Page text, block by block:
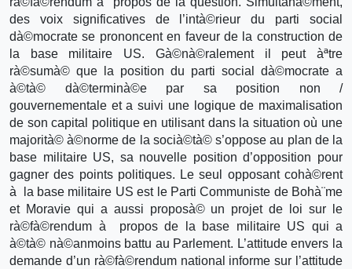
des voix significatives de l’intà©rieur du parti social
dà©mocrate se prononcent en faveur de la construction de
la base militaire US. Gà©nà©ralement il peut àªtre
rà©sumà© que la position du parti social dà©mocrate a
à©tà© dà©terminà©e par sa position non /
gouvernementale et a suivi une logique de maximalisation
de son capital politique en utilisant dans la situation où une
majorità© à©norme de la socià©tà© s’oppose au plan de la
base militaire US, sa nouvelle position d’opposition pour
gagner des points politiques. Le seul opposant cohà©rent
à la base militaire US est le Parti Communiste de Bohà¨me
et Moravie qui a aussi proposà© un projet de loi sur le
rà©fà©rendum à propos de la base militaire US qui a
à©tà© nà©anmoins battu au Parlement. L’attitude envers la
demande d’un rà©fà©rendum national informe sur l’attitude